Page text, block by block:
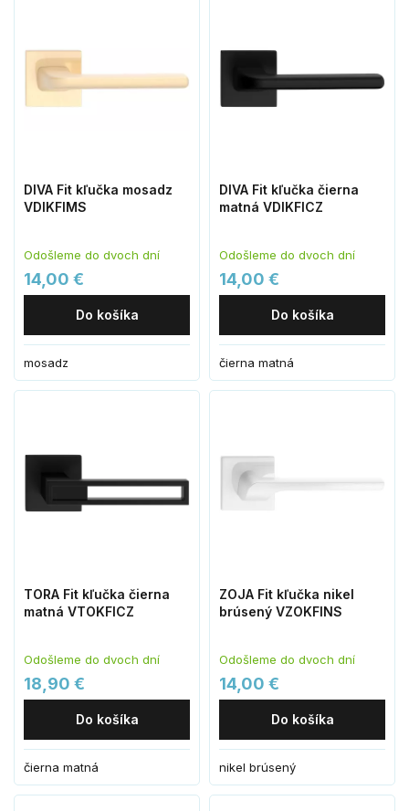
DIVA Fit kľučka mosadz
VDIKFIMS
Odošleme do dvoch dní
14,00 €
Do košíka
mosadz
DIVA Fit kľučka čierna
matná VDIKFICZ
Odošleme do dvoch dní
14,00 €
Do košíka
čierna matná
TORA Fit kľučka čierna
matná VTOKFICZ
Odošleme do dvoch dní
18,90 €
Do košíka
čierna matná
ZOJA Fit kľučka nikel
brúsený VZOKFINS
Odošleme do dvoch dní
14,00 €
Do košíka
nikel brúsený